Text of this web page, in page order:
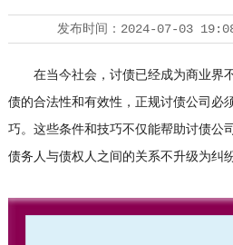
发布时间： 2024-07-03
在当今社会，讨债已经成为商业界
债的合法性和有效性，正规讨债公司 必
巧。这些条件和技巧不仅能帮助讨债公
债务人与债权人之间的关系不升级为纠纷